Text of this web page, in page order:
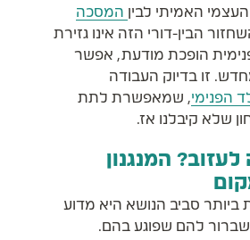
האמיתי לבין המסכה
הבין-דורי הזה אינו גזירת
הופכת מודעת, אפשר
זו בדיוק העבודה
הפנימי, שמאפשרת לתת
שלא קיבלנו אז.
המנגנון
סביב הנושא היא מדוע
להם שפוגע בהם.